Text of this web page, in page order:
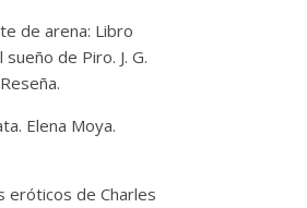
de arena: Libro
de Piro. J. G.
Elena Moya.
eróticos de Charles